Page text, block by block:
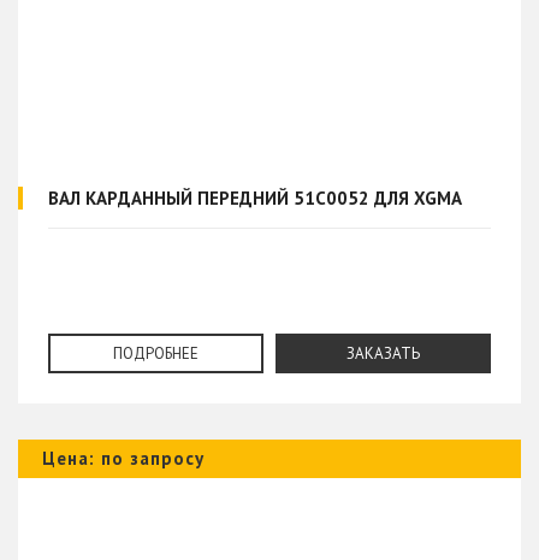
ВАЛ КАРДАННЫЙ ПЕРЕДНИЙ 51C0052 ДЛЯ XGMA
ПОДРОБНЕЕ ЗАКАЗАТЬ
Цена: по запросу